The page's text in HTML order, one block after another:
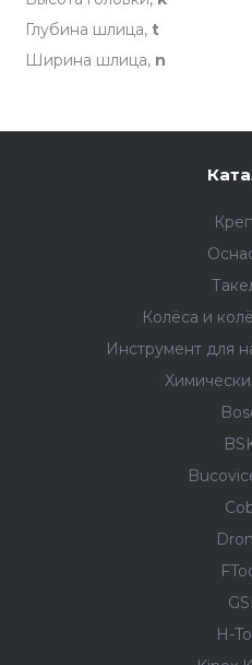
Глубина шлица, t
Ширина шлица, n
Колёса и
Инструмент для
H-